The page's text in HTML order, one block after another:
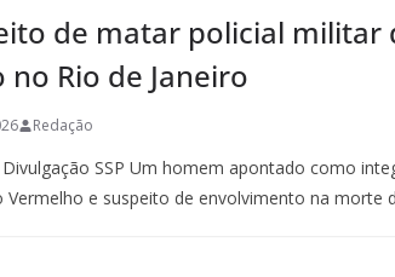
de matar policial militar
no Rio de Janeiro
Redação
SSP Um homem apontado como
Vermelho e suspeito de envolvimento na morte